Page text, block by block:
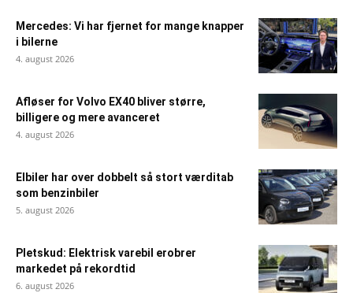
Mercedes: Vi har fjernet for mange knapper
i bilerne
4. august 2026
Afløser for Volvo EX40 bliver større,
billigere og mere avanceret
4. august 2026
Elbiler har over dobbelt så stort værditab
som benzinbiler
5. august 2026
Pletskud: Elektrisk varebil erobrer
markedet på rekordtid
6. august 2026